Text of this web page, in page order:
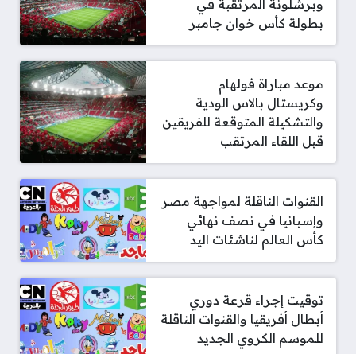
وبرشلونة المرتقبة في
بطولة كأس خوان جامبر
موعد مباراة فولهام
وكريستال بالاس الودية
والتشكيلة المتوقعة للفريقين
قبل اللقاء المرتقب
القنوات الناقلة لمواجهة مصر
وإسبانيا في نصف نهائي
كأس العالم لناشئات اليد
توقيت إجراء قرعة دوري
أبطال أفريقيا والقنوات الناقلة
للموسم الكروي الجديد